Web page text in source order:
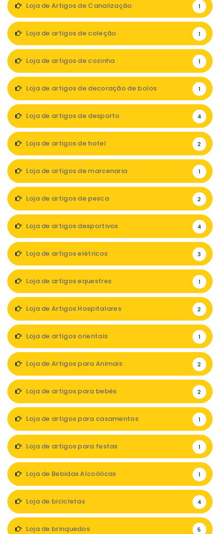
Loja de Artigos de Canalização 1
Loja de artigos de coleção 1
Loja de artigos de cozinha 1
Loja de artigos de decoração de bolos 1
Loja de artigos de desporto 4
Loja de artigos de hotel 2
Loja de artigos de marcenaria 1
Loja de artigos de pesca 2
Loja de artigos desportivos 4
Loja de artigos elétricos 3
Loja de artigos equestres 1
Loja de Artigos Hospitalares 2
Loja de artigos orientais 1
Loja de Artigos para Animais 2
Loja de artigos para bebés 2
Loja de artigos para casamentos 1
Loja de artigos para festas 1
Loja de Bebidas Alcoólicas 1
Loja de bicicletas 4
Loja de brinquedos 5